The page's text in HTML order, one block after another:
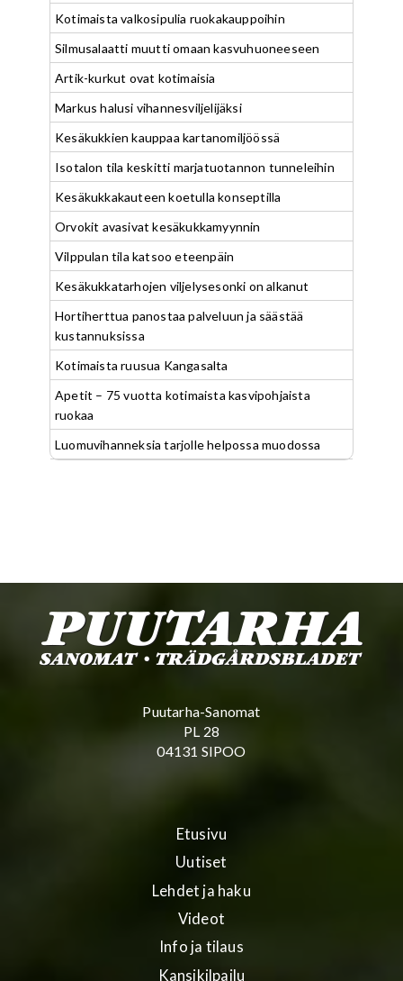
Kotimaista valkosipulia ruokakauppoihin
Silmusalaatti muutti omaan kasvuhuoneeseen
Artik-kurkut ovat kotimaisia
Markus halusi vihannesviljelijäksi
Kesäkukkien kauppaa kartanomiljöössä
Isotalon tila keskitti marjatuotannon tunneleihin
Kesäkukkakauteen koetulla konseptilla
Orvokit avasivat kesäkukkamyynnin
Vilppulan tila katsoo eteenpäin
Kesäkukkatarhojen viljelysesonki on alkanut
Hortiherttua panostaa palveluun ja säästää
kustannuksissa
Kotimaista ruusua Kangasalta
Apetit – 75 vuotta kotimaista kasvipohjaista
ruokaa
Luomuvihanneksia tarjolle helpossa muodossa
Puutarha-Sanomat
PL 28
04131 SIPOO
Etusivu
Uutiset
Lehdet ja haku
Videot
Info ja tilaus
Kansikilpailu